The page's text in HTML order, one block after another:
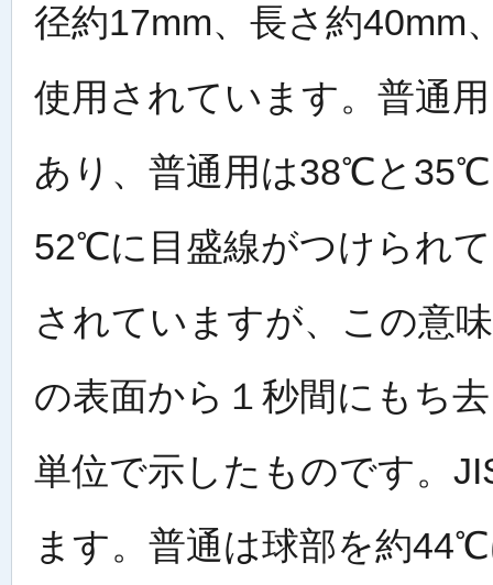
径約17mm、長さ約40mm
使用されています。普通
あり、普通用は38℃と
52℃に目盛線がつけられ
されていますが、この意
の表面から１秒間にもち
単位で示したものです。
ます。普通は球部を約